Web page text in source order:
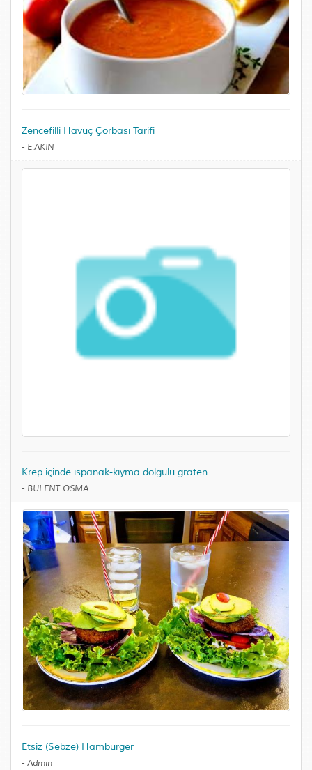
Zencefilli Havuç Çorbası Tarifi
- E.AKIN
Krep içinde ıspanak-kıyma dolgulu graten
- BÜLENT OSMA
Etsiz (Sebze) Hamburger
- Admin